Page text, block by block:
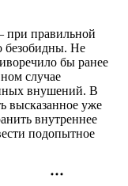
при правильной
безобидны. Не
бы ранее
случае
внушений. В
высказанное уже
внутреннее
подопытное